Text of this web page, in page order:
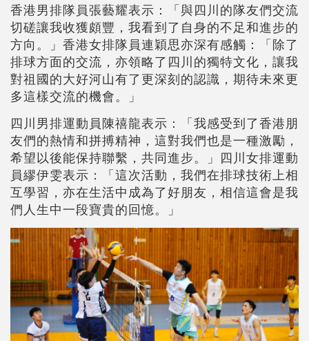
香港男排隊員張藝耀表示：「與四川的隊友們交流
切磋讓我收獲頗豐，我看到了自身的不足和進步的
方向。」香港女排隊員連穎思亦深有感觸：「除了
排球方面的交流，亦領略了四川的獨特文化，讓我
對祖國的大好河山有了更深刻的認識，期待未來更
多這樣交流的機會。」
四川男排運動員陳禧龍表示：「我感受到了香港朋
友們的熱情和拼搏精神，這對我們也是一種激勵，
希望以後能保持聯繫，共同進步。」四川女排運動
員繆伊雯表示：「這次活動，我們在排球技術上相
互學習，亦在生活中成為了好朋友，相信這會是我
們人生中一段寶貴的回憶。」